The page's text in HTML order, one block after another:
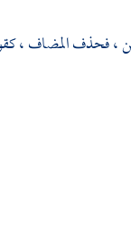
، فحذف المضاف ،